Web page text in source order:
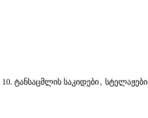
10. ტანსაცმლის საკიდები, სტელაჟები